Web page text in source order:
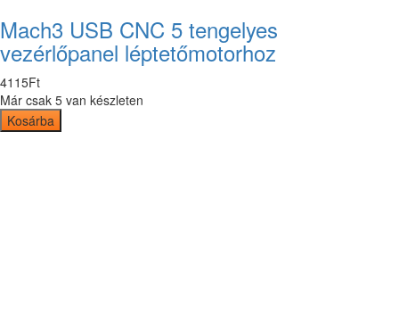
Mach3 USB CNC 5 tengelyes
vezérlőpanel léptetőmotorhoz
4115Ft
Már csak 5 van készleten
Kosárba